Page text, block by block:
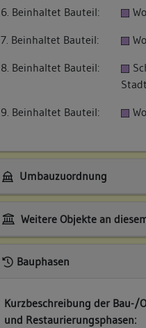
6. Beinhaltet Bauteil:
7. Beinhaltet Bauteil:
8. Beinhaltet Bauteil:
9. Beinhaltet Bauteil:
Umbauzuordnung
Weitere Objekte an
Bauphasen
Kurzbeschreibung der Bau-/
und Restaurierungsphasen: